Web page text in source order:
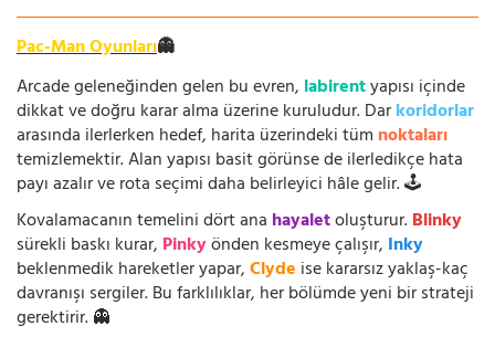
Pac-Man Oyunları👻
Arcade geleneğinden gelen bu evren, labirentyapısı içinde
dikkat ve doğru karar alma üzerine kuruludur. Darkoridorlar
arasında ilerlerken hedef, harita üzerindeki tüm noktaları
temizlemektir. Alan yapısı basit görünse de ilerledikçe hata
payı azalır ve rota seçimi daha belirleyici hâle gelir. 🕹️
Kovalamacanın temelini dört ana hayaletoluşturur.Blinky
sürekli baskı kurar, Pinkyönden kesmeye çalışır, Inky
beklenmedik hareketler yapar,Clyde ise kararsız yaklaş-kaç
davranışı sergiler. Bu farklılıklar, her bölümde yeni bir strateji
gerektirir. 👻